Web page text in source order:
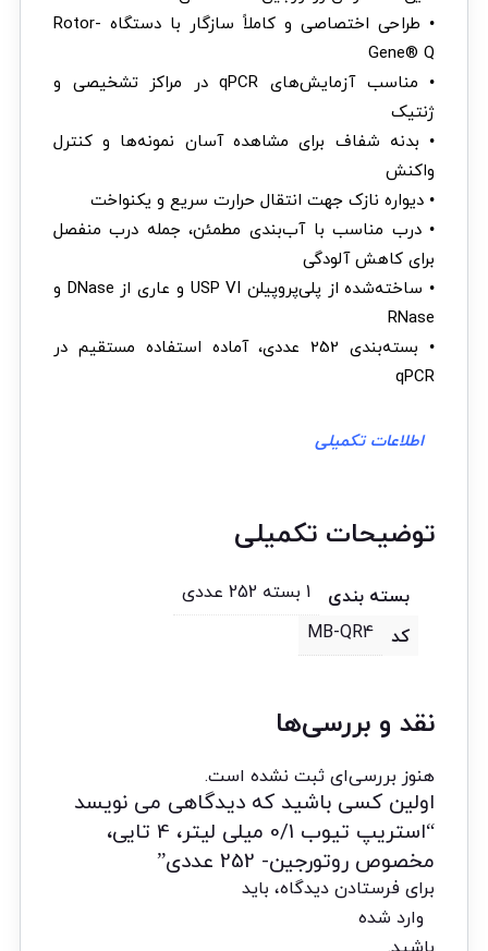
• طراحی اختصاصی و کاملاً سازگار با دستگاه Rotor-
Gene® Q
• مناسب آزمایش‌های qPCR در مراکز تشخیصی و
ژنتیک
• بدنه شفاف برای مشاهده آسان نمونه‌ها و کنترل
واکنش
• دیواره نازک جهت انتقال حرارت سریع و یکنواخت
• درب مناسب با آب‌بندی مطمئن، جمله درب منفصل
برای کاهش آلودگی
• ساخته‌شده از پلی‌پروپیلن USP VI و عاری از DNase و
RNase
• بسته‌بندی 252 عددی، آماده استفاده مستقیم در
qPCR
اطلاعات تکمیلی
توضیحات تکمیلی
بسته بندی
1 بسته 252 عددی
کد
MB-QR4
نقد و بررسی‌ها
هنوز بررسی‌ای ثبت نشده است.
اولین کسی باشید که دیدگاهی می نویسد
“استریپ تیوب 0/1 میلی لیتر، 4 تایی،
مخصوص روتورجین- 252 عددی”
برای فرستادن دیدگاه، باید
وارد شده